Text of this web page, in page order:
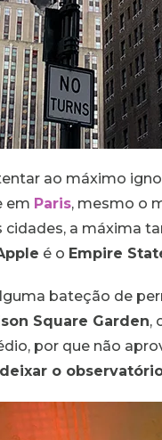
ao máximo
em Paris, mesmo o
a máxima
é o Empire
bateção de
Square Garden,
por que não
o